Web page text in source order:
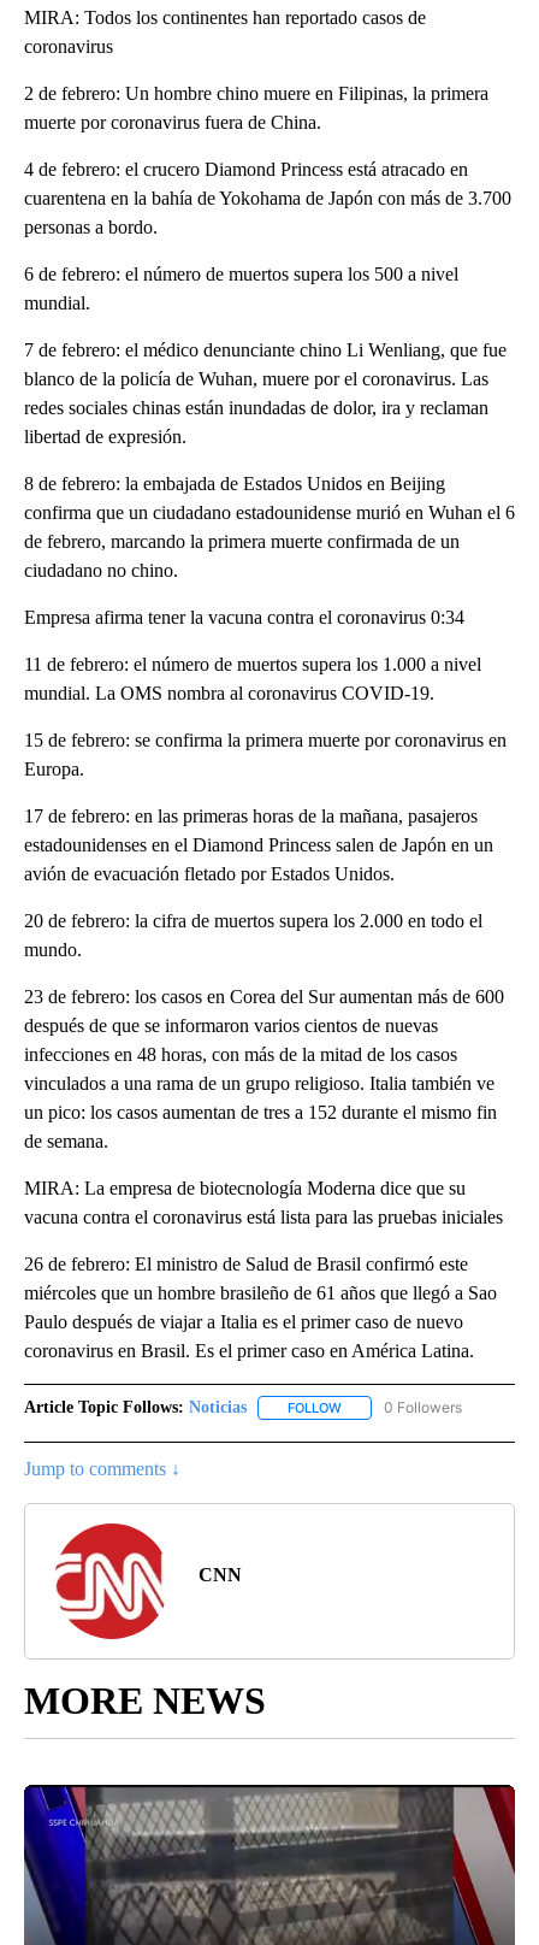
MIRA: Todos los continentes han reportado casos de
coronavirus
2 de febrero: Un hombre chino muere en Filipinas, la primera
muerte por coronavirus fuera de China.
4 de febrero: el crucero Diamond Princess está atracado en
cuarentena en la bahía de Yokohama de Japón con más de 3.700
personas a bordo.
6 de febrero: el número de muertos supera los 500 a nivel
mundial.
7 de febrero: el médico denunciante chino Li Wenliang, que fue
blanco de la policía de Wuhan, muere por el coronavirus. Las
redes sociales chinas están inundadas de dolor, ira y reclaman
libertad de expresión.
8 de febrero: la embajada de Estados Unidos en Beijing
confirma que un ciudadano estadounidense murió en Wuhan el 6
de febrero, marcando la primera muerte confirmada de un
ciudadano no chino.
Empresa afirma tener la vacuna contra el coronavirus 0:34
11 de febrero: el número de muertos supera los 1.000 a nivel
mundial. La OMS nombra al coronavirus COVID-19.
15 de febrero: se confirma la primera muerte por coronavirus en
Europa.
17 de febrero: en las primeras horas de la mañana, pasajeros
estadounidenses en el Diamond Princess salen de Japón en un
avión de evacuación fletado por Estados Unidos.
20 de febrero: la cifra de muertos supera los 2.000 en todo el
mundo.
23 de febrero: los casos en Corea del Sur aumentan más de 600
después de que se informaron varios cientos de nuevas
infecciones en 48 horas, con más de la mitad de los casos
vinculados a una rama de un grupo religioso. Italia también ve
un pico: los casos aumentan de tres a 152 durante el mismo fin
de semana.
MIRA: La empresa de biotecnología Moderna dice que su
vacuna contra el coronavirus está lista para las pruebas iniciales
26 de febrero: El ministro de Salud de Brasil confirmó este
miércoles que un hombre brasileño de 61 años que llegó a Sao
Paulo después de viajar a Italia es el primer caso de nuevo
coronavirus en Brasil. Es el primer caso en América Latina.
Article Topic Follows: Noticias FOLLOW FOLLOW "NOTICIAS" TO
0 Followers
Jump to comments ↓
CNN
MORE NEWS